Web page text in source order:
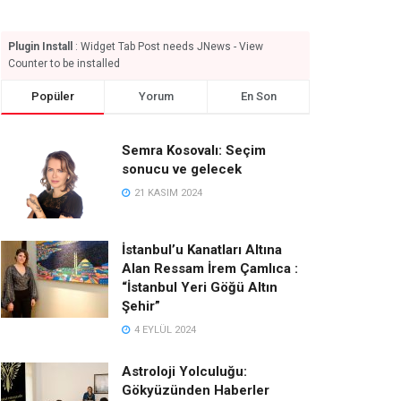
Plugin Install
: Widget Tab Post needs JNews - View
Counter to be installed
Popüler Yorum En Son
Semra Kosovalı: Seçim
sonucu ve gelecek
21 KASIM 2024
İstanbul’u Kanatları Altına
Alan Ressam İrem Çamlıca :
“İstanbul Yeri Göğü Altın
Şehir”
4 EYLÜL 2024
Astroloji Yolculuğu:
Gökyüzünden Haberler